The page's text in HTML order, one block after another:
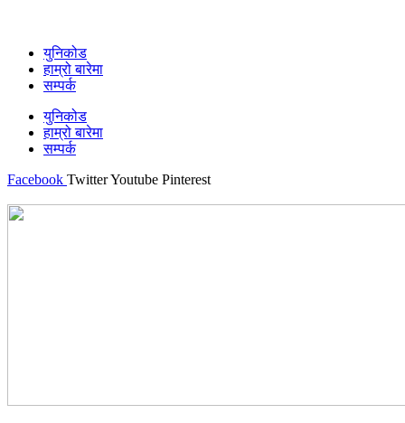
युनिकोड
हाम्रो बारेमा
सम्पर्क
युनिकोड
हाम्रो बारेमा
सम्पर्क
Facebook TwitterYoutube Pinterest